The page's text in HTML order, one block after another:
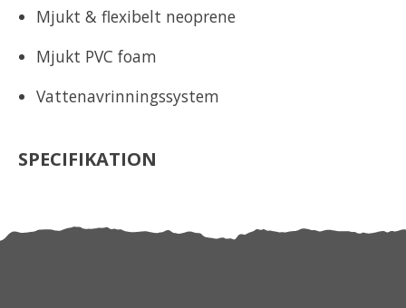
Mjukt & flexibelt neoprene
Mjukt PVC foam
Vattenavrinningssystem
SPECIFIKATION